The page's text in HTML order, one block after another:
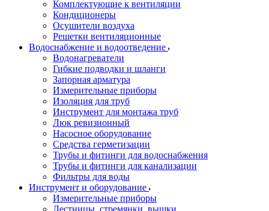
Комплектующие к вентиляции
Кондиционеры
Осушители воздуха
Решетки вентиляционные
Водоснабжение и водоотведение
Водонагреватели
Гибкие подводки и шланги
Запорная арматура
Измерительные приборы
Изоляция для труб
Инструмент для монтажа труб
Люк ревизионный
Насосное оборудование
Средства герметизации
Трубы и фитинги для водоснабжения
Трубы и фитинги для канализации
Фильтры для воды
Инструмент и оборудование
Измерительные приборы
Лестницы, стремянки, вышки